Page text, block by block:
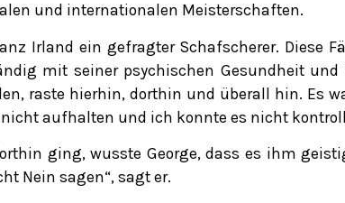
und internationalen Meisterschaften.
Irland ein gefragter Schafscherer. Diese
mit seiner psychischen Gesundheit und
raste hierhin, dorthin und überall hin. Es
aufhalten und ich konnte es nicht
ging, wusste George, dass es ihm
Nein sagen“, sagt er.